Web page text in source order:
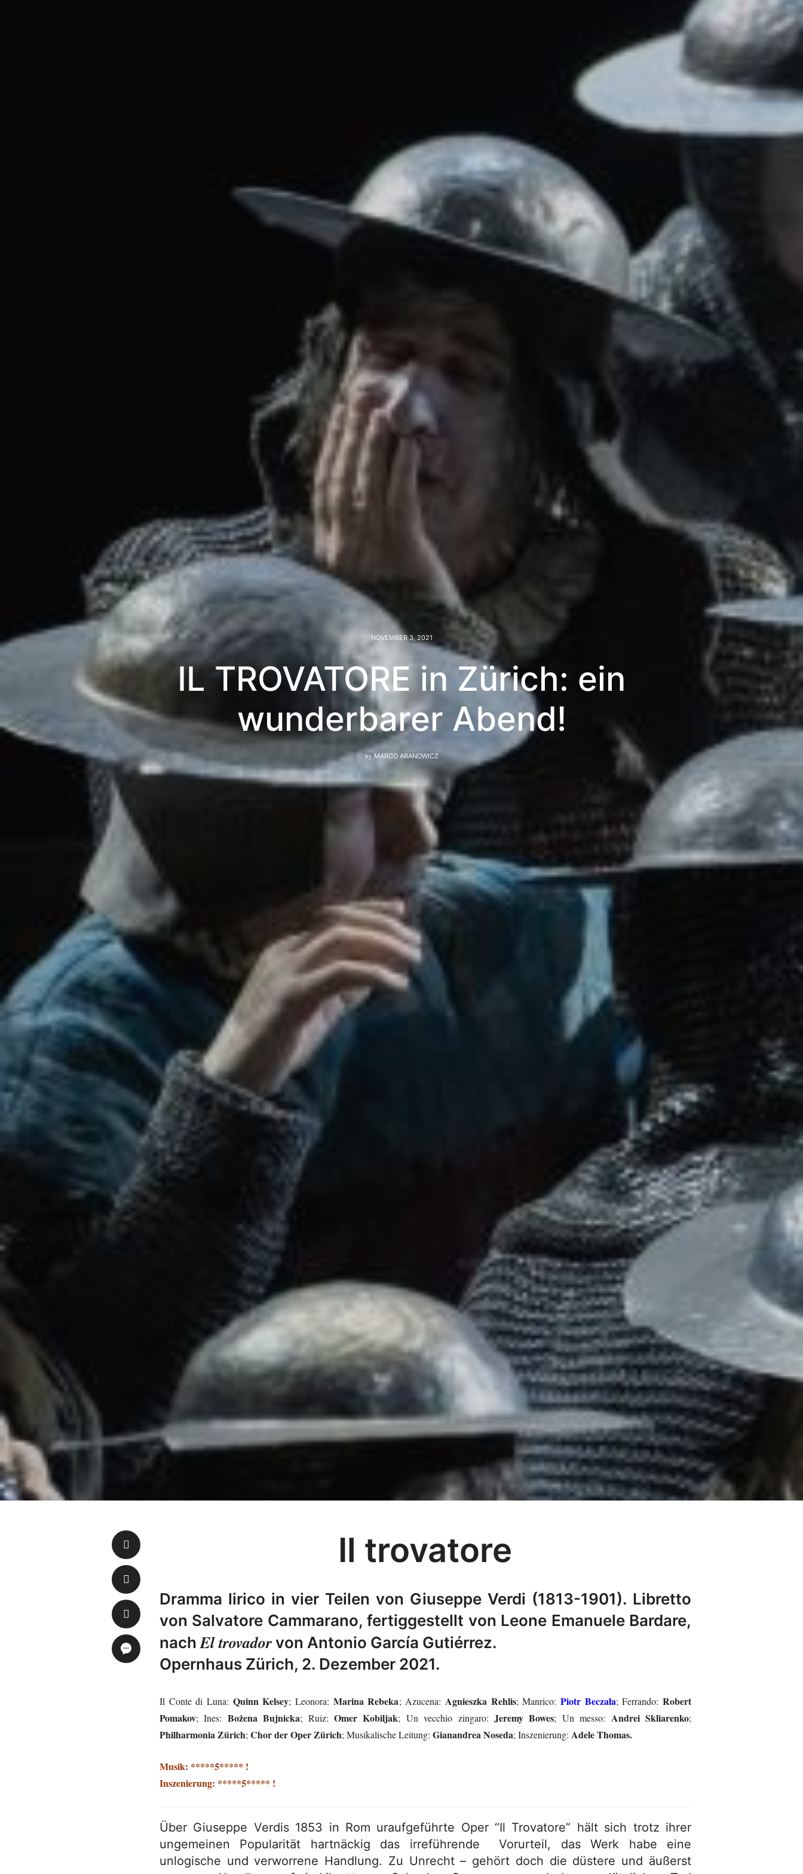
NOVEMBER 3, 2021
IL TROVATORE in Zürich: ein
wunderbarer Abend!
by MARCO ARANOWICZ
Il trovatore
Dramma lirico in vier Teilen von Giuseppe Verdi (1813-1901). Libretto
von Salvatore Cammarano, fertiggestellt von Leone Emanuele Bardare,
nach El trovadorvon Antonio García Gutiérrez.
Opernhaus Zürich, 2. Dezember 2021.
Il Conte di Luna: Quinn Kelsey; Leonora: Marina Rebeka; Azucena: Agnieszka Rehlis; Manrico: Piotr Beczała; Ferrando: Robert
Pomakov; Ines: Bożena Bujnicka; Ruiz:Omer Kobiljak; Un vecchio zingaro:Jeremy Bowes; Un messo: Andrei Skliarenko;
Philharmonia Zürich; Chor der Oper Zürich; Musikalische Leitung: Gianandrea Noseda; Inszenierung: Adele Thomas.
Musik: *****5***** !
Inszenierung: *****5***** !
Über Giuseppe Verdis 1853 in Rom uraufgeführte Oper “Il Trovatore” hält sich trotz ihrer
ungemeinen Popularität hartnäckig das irreführende Vorurteil, das Werk habe eine
unlogische und verworrene Handlung. Zu Unrecht – gehört doch die düstere und äußerst